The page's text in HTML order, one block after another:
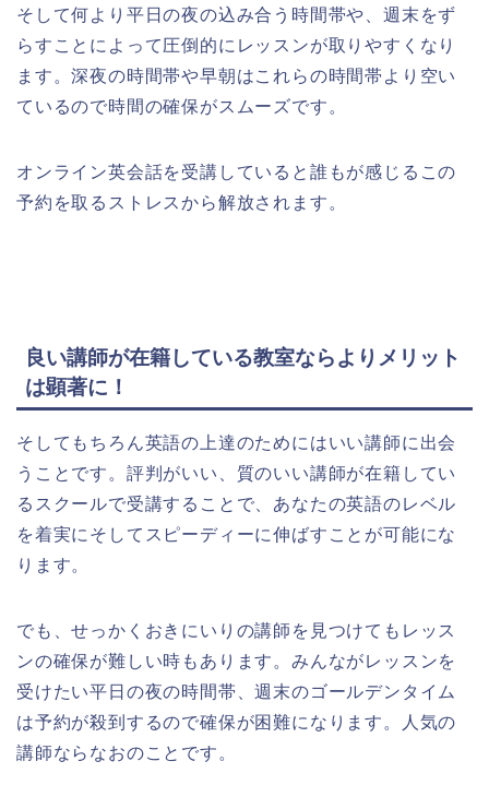
そして何より平日の夜の込み合う時間帯や、週末をず
らすことによって圧倒的にレッスンが取りやすくなり
ます。深夜の時間帯や早朝はこれらの時間帯より空い
ているので時間の確保がスムーズです。
オンライン英会話を受講していると誰もが感じるこの
予約を取るストレスから解放されます。
良い講師が在籍している教室ならよりメリット
は顕著に！
そしてもちろん英語の上達のためにはいい講師に出会
うことです。評判がいい、質のいい講師が在籍してい
るスクールで受講することで、あなたの英語のレベル
を着実にそしてスピーディーに伸ばすことが可能にな
ります。
でも、せっかくおきにいりの講師を見つけてもレッス
ンの確保が難しい時もあります。みんながレッスンを
受けたい平日の夜の時間帯、週末のゴールデンタイム
は予約が殺到するので確保が困難になります。人気の
講師ならなおのことです。